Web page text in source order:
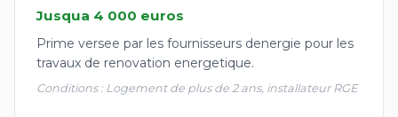
Jusqua 4 000 euros
Prime versee par les fournisseurs denergie pour les
travaux de renovation energetique.
Conditions : Logement de plus de 2 ans, installateur RGE